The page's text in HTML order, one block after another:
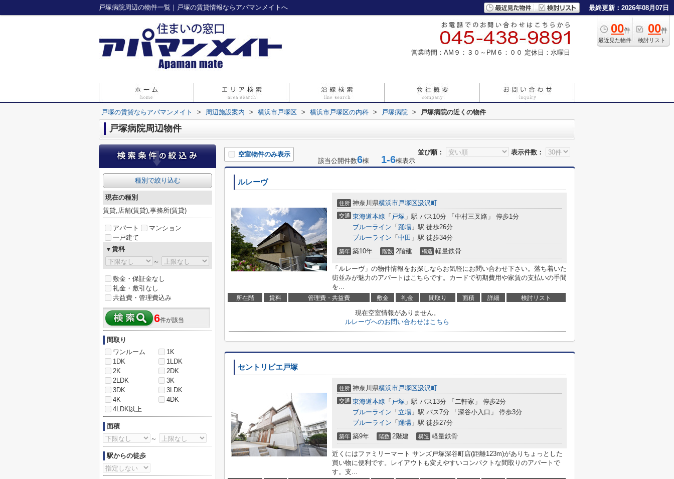
戸塚病院周辺の物件一覧｜戸塚の賃貸情報ならアパマンメイトへ 最終更新：2026年08月07日
00件
最近見た物件
00件
検討リスト
営業時間：AM９：３０～PM６：００ 定休日：水曜日
戸塚の賃貸ならアパマンメイト > 周辺施設案内 > 横浜市戸塚区 > 横浜市戸塚区の内科 > 戸塚病院 > 戸塚病院の近くの物件
戸塚病院周辺物件
並び順： 表示件数：
空室物件のみ表示
該当公開件数6棟 1-6棟表示
ルレーヴ
住所 神奈川県横浜市戸塚区汲沢町
交通 東海道本線 「 戸塚 」駅 バス10分 「中村三叉路」 停歩1分
ブルーライン 「 踊場 」駅 徒歩26分
ブルーライン 「 中田 」駅 徒歩34分
築年 築10年 階数 2階建 構造 軽量鉄骨
「ルレーヴ」の物件情報をお探しならお気軽にお問い合わせ下さい。落ち着いた
街並みが魅力のアパートはこちらです。カードで初期費用や家賃の支払いの手間
を...
所在階 賃料 管理費・共益費 敷金 礼金 間取り 面積 詳細 検討リスト
現在空室情報がありません。
ルレーヴへのお問い合わせはこちら
セントリビエ戸塚
住所 神奈川県横浜市戸塚区汲沢町
交通 東海道本線 「 戸塚 」駅 バス13分 「二軒家」 停歩2分
ブルーライン 「 立場 」駅 バス7分 「深谷小入口」 停歩3分
ブルーライン 「 踊場 」駅 徒歩27分
築年 築9年 階数 2階建 構造 軽量鉄骨
近くにはファミリーマート サンズ戸塚深谷町店(距離123m)がありちょっとした
買い物に便利です。レイアウトも変えやすいコンパクトな間取りのアパートで
す。支...
種別で絞り込む
現在の種別
賃貸,店舗(賃貸),事務所(賃貸)
アパート
マンション
一戸建て
▼賃料
～
敷金・保証金なし
礼金・敷引なし
共益費・管理費込み
6件が該当
間取り
ワンルーム
1K
1DK
1LDK
2K
2DK
2LDK
3K
3DK
3LDK
4K
4DK
4LDK以上
面積
～
駅からの徒歩